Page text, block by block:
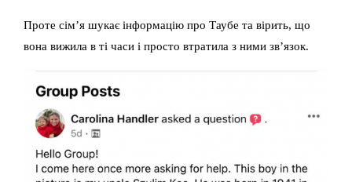
Проте сім’я шукає інформацію про Таубе та вірить, що
вона вижила в ті часи і просто втратила з ними зв’язок.